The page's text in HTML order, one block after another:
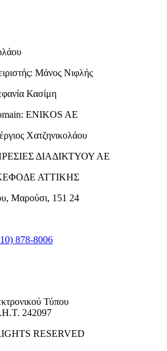
Μάνος Νιφλής
Κασίμη
ENIKOS AE
Χατζηνικολάου
ΔΙΑΔΙΚΤΥΟΥ ΑΕ
ΑΤΤΙΚΗΣ
Μαρούσι, 151 24
878-8006
Τύπου
242097
RESERVED